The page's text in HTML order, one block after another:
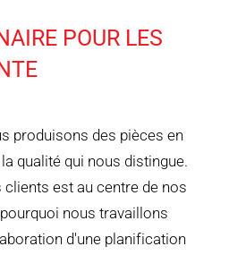
POUR LES
produisons des pièces en
qualité qui nous distingue.
est au centre de nos
nous travaillons
d'une planification